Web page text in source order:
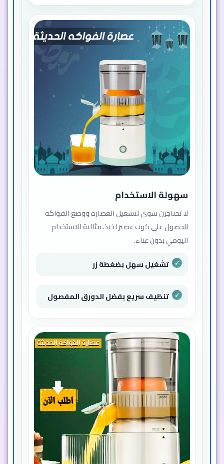
سهولة الاستخدام
لا تحتاجين سوى لتشغيل العصارة ووضع الفواكه
للحصول على كوب عصير لذيذ. مثالية للاستخدام
اليومي بدون عناء.
تشغيل سهل بضغطة زر
تنظيف سريع بفضل الدورق المفصول